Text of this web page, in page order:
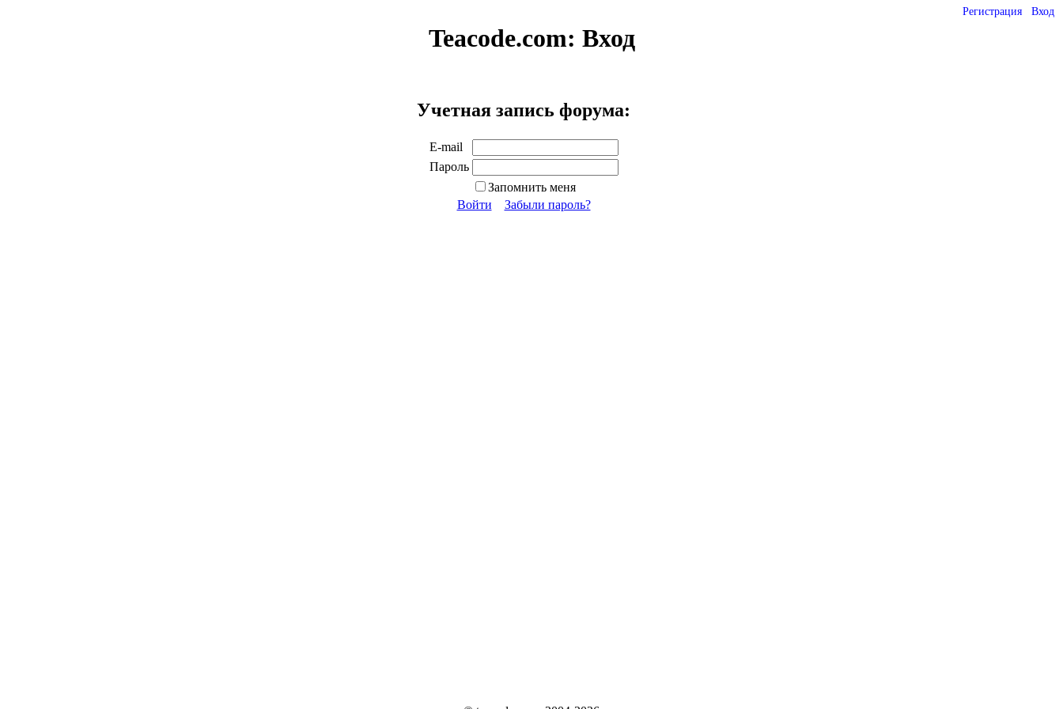
Регистрация Вход
Teacode.com: Вход
Учетная запись форума:
E-mail
Пароль
Запомнить меня
Войти
Забыли пароль?